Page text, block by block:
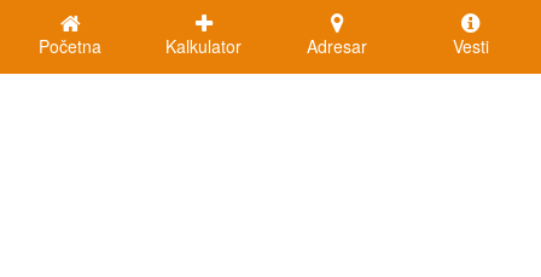
Početna Kalkulator Adresar Vesti